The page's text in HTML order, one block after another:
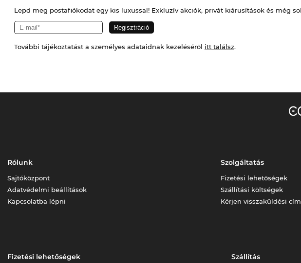
Lepd meg postafiókodat egy kis luxussal! Exkluzív akciók, privát kiárusítások és még
További tájékoztatást a személyes adataidnak kezeléséről itt találsz.
Rólunk
Sajtóközpont
Adatvédelmi beállítások
Kapcsolatba lépni
Szolgáltatás
Fizetési lehetőségek
Szállítási költségek
Kérjen visszaküldési
Fizetési lehetőségek Szállítás